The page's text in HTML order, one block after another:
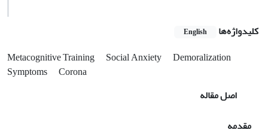
کلیدواژه‌ها English
Metacognitive Training Social Anxiety
Demoralization
Symptoms
Corona
اصل مقاله
مقدمه